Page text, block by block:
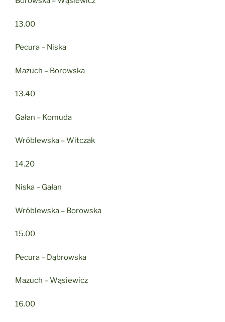
13.00
Pecura – Niska
Mazuch – Borowska
13.40
Gałan – Komuda
Wróblewska – Witczak
14.20
Niska – Gałan
Wróblewska – Borowska
15.00
Pecura – Dąbrowska
Mazuch – Wąsiewicz
16.00